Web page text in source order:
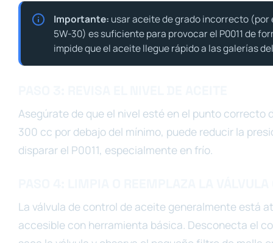
Importante: usar aceite de grado incorrecto (por
5W-30) es suficiente para provocar el P0011 de
impide que el aceite llegue rápido a las galerías
Asegúrate de que el nivel esté en el punto correcto
300 cc por debajo del mínimo, puede reducir la
disparar el P0011, especialmente en frío.
La válvula de control de aceite generalmente está
accesible con herramienta básica. Desconecta el